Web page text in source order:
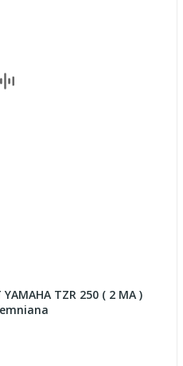
TZR 250 ( 2 MA )